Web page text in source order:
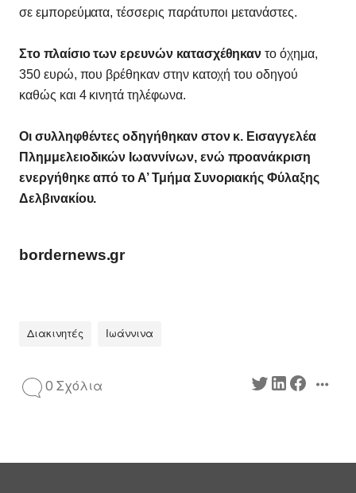
σε εμπορεύματα, τέσσερις παράτυποι μετανάστες.
Στο πλαίσιο των ερευνών κατασχέθηκαν το όχημα,
350 ευρώ, που βρέθηκαν στην κατοχή του οδηγού
καθώς και 4 κινητά τηλέφωνα.
Οι συλληφθέντες οδηγήθηκαν στον κ. Εισαγγελέα
Πλημμελειοδικών Ιωαννίνων, ενώ προανάκριση
ενεργήθηκε από το Α’ Τμήμα Συνοριακής Φύλαξης
Δελβινακίου.
bordernews.gr
Διακινητές Ιωάννινα
0 Σχόλια